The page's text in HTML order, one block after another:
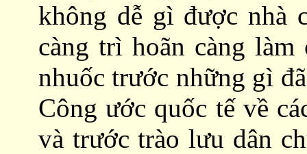
không dễ gì được nhà
càng trì hoãn càng
nhuốc trước những gì
Công ước quốc tế về
và trước trào lưu dân